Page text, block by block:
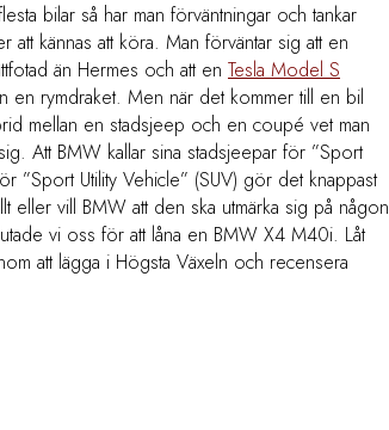
bilar så har man förväntningar och tankar
att kännas att köra. Man förväntar sig att en
än Hermes och att en Tesla Model S
en rymdraket. Men när det kommer till en bil
mellan en stadsjeep och en coupé vet man
Att BMW kallar sina stadsjeepar för ”Sport
”Sport Utility Vehicle” (SUV) gör det knappast
eller vill BMW att den ska utmärka sig på någon
vi oss för att låna en BMW X4 M40i. Låt
att lägga i Högsta Växeln och recensera